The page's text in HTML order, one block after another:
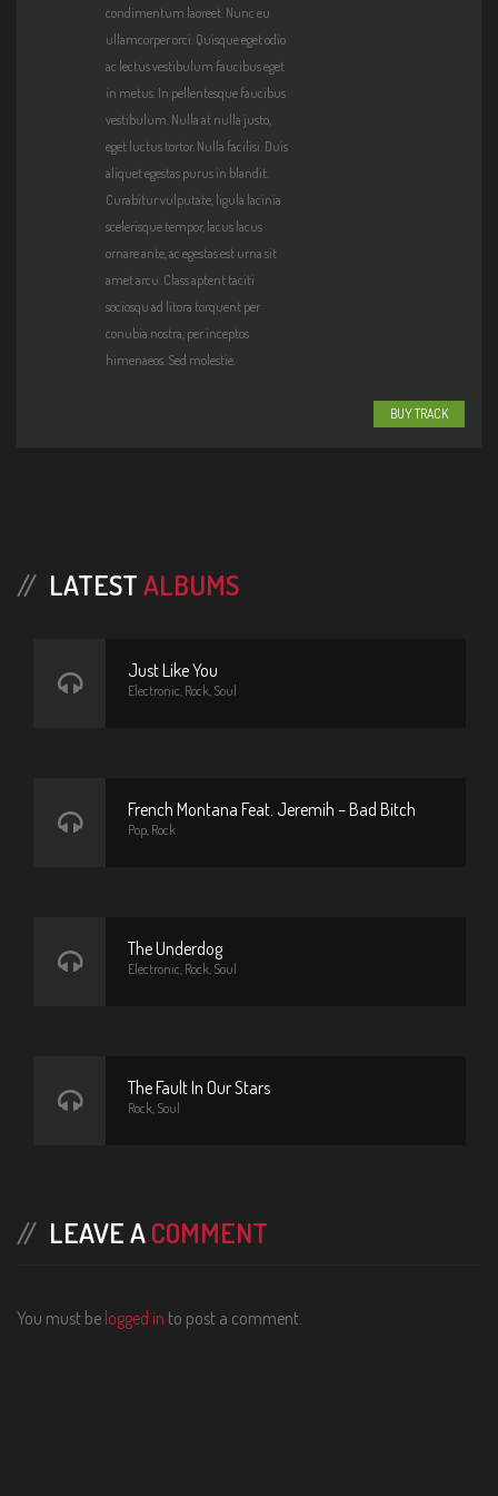
condimentum laoreet. Nunc eu
ullamcorper orci. Quisque eget odio
ac lectus vestibulum faucibus eget
in metus. In pellentesque faucibus
vestibulum. Nulla at nulla justo,
eget luctus tortor. Nulla facilisi. Duis
aliquet egestas purus in blandit.
Curabitur vulputate, ligula lacinia
scelerisque tempor, lacus lacus
ornare ante, ac egestas est urna sit
amet arcu. Class aptent taciti
sociosqu ad litora torquent per
conubia nostra, per inceptos
himenaeos. Sed molestie.
BUY TRACK
LATESTALBUMS
Just Like You
Electronic, Rock, Soul
French Montana Feat. Jeremih – Bad Bitch
Pop, Rock
The Underdog
Electronic, Rock, Soul
The Fault In Our Stars
Rock, Soul
LEAVE ACOMMENT
You must be logged in to post a comment.